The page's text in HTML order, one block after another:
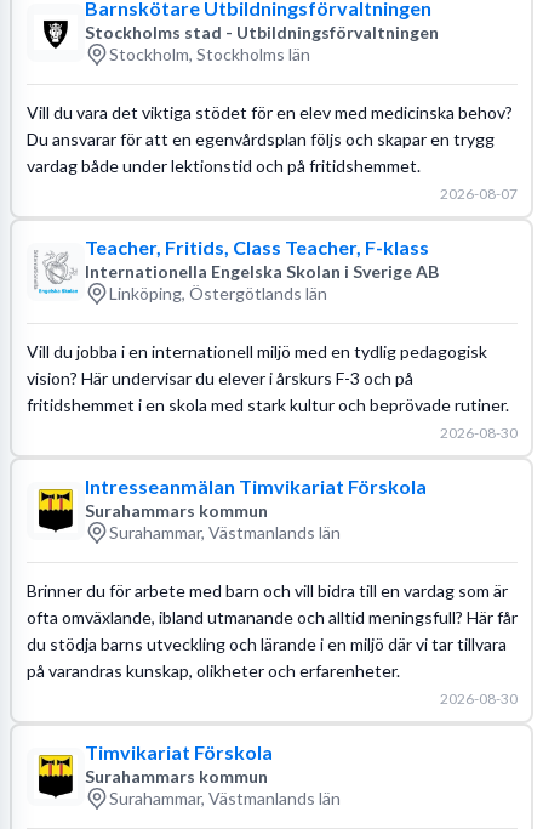
Barnskötare Utbildningsförvaltningen
Stockholms stad - Utbildningsförvaltningen
Stockholm, Stockholms län
Vill du vara det viktiga stödet för en elev med medicinska behov?
Du ansvarar för att en egenvårdsplan följs och skapar en trygg
vardag både under lektionstid och på fritidshemmet.
2026-08-07
Teacher, Fritids, Class Teacher, F-klass
Internationella Engelska Skolan i Sverige AB
Linköping, Östergötlands län
Vill du jobba i en internationell miljö med en tydlig pedagogisk
vision? Här undervisar du elever i årskurs F-3 och på
fritidshemmet i en skola med stark kultur och beprövade rutiner.
2026-08-30
Intresseanmälan Timvikariat Förskola
Surahammars kommun
Surahammar, Västmanlands län
Brinner du för arbete med barn och vill bidra till en vardag som är
ofta omväxlande, ibland utmanande och alltid meningsfull? Här får
du stödja barns utveckling och lärande i en miljö där vi tar tillvara
på varandras kunskap, olikheter och erfarenheter.
2026-08-30
Timvikariat Förskola
Surahammars kommun
Surahammar, Västmanlands län